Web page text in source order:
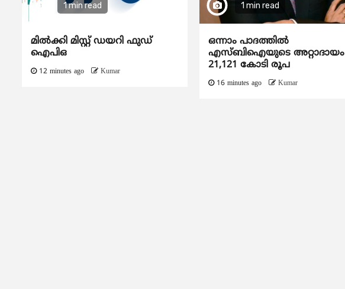
1 min read
മിൽക്കി മിസ്റ്റ് ഡയറി ഫുഡ്
ഐപിഒ
12 minutes ago Kumar
1 min read
ഒന്നാം പാദത്തിൽ
എസ്ബിഐയുടെ അറ്റാദായം
21,121 കോടി രൂപ
16 minutes ago Kumar